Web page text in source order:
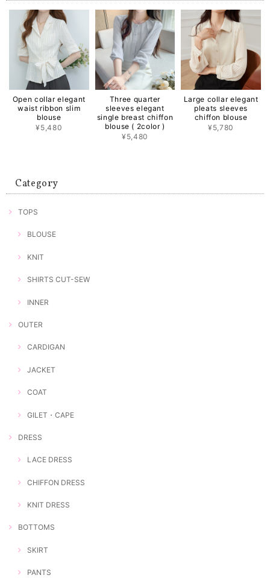
Open collar elegant
waist ribbon slim
blouse
¥5,480
Three quarter
sleeves elegant
single breast chiffon
blouse ( 2color )
¥5,480
Large collar elegant
pleats sleeves
chiffon blouse
¥5,780
Category
TOPS
BLOUSE
KNIT
SHIRTS CUT-SEW
INNER
OUTER
CARDIGAN
JACKET
COAT
GILET・CAPE
DRESS
LACE DRESS
CHIFFON DRESS
KNIT DRESS
BOTTOMS
SKIRT
PANTS